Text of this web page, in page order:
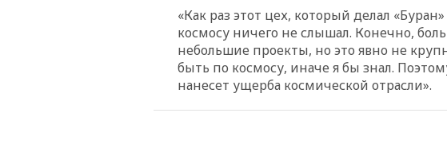
«Как раз этот цех, который делал
космосу ничего не слышал. Конечно,
небольшие проекты, но это явно не
быть по космосу, иначе я бы знал.
нанесет ущерба космической отрасли».